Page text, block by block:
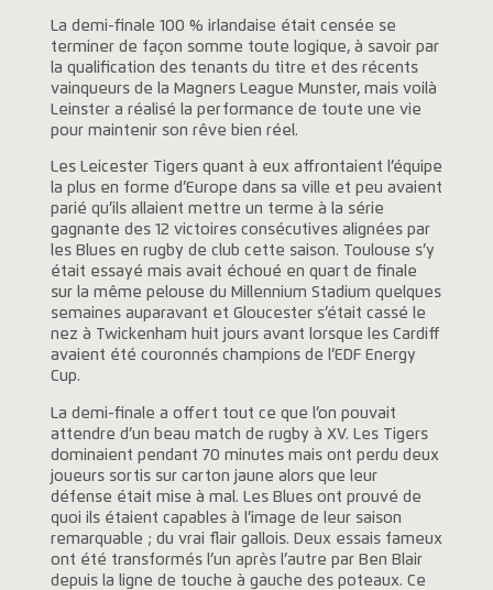
La demi-finale 100 % irlandaise était censée se
terminer de façon somme toute logique, à savoir par
la qualification des tenants du titre et des récents
vainqueurs de la Magners League Munster, mais voilà
Leinster a réalisé la performance de toute une vie
pour maintenir son rêve bien réel.
Les Leicester Tigers quant à eux affrontaient l’équipe
la plus en forme d’Europe dans sa ville et peu avaient
parié qu’ils allaient mettre un terme à la série
gagnante des 12 victoires consécutives alignées par
les Blues en rugby de club cette saison. Toulouse s’y
était essayé mais avait échoué en quart de finale
sur la même pelouse du Millennium Stadium quelques
semaines auparavant et Gloucester s’était cassé le
nez à Twickenham huit jours avant lorsque les Cardiff
avaient été couronnés champions de l’EDF Energy
Cup.
La demi-finale a offert tout ce que l’on pouvait
attendre d’un beau match de rugby à XV. Les Tigers
dominaient pendant 70 minutes mais ont perdu deux
joueurs sortis sur carton jaune alors que leur
défense était mise à mal. Les Blues ont prouvé de
quoi ils étaient capables à l’image de leur saison
remarquable ; du vrai flair gallois. Deux essais fameux
ont été transformés l’un après l’autre par Ben Blair
depuis la ligne de touche à gauche des poteaux. Ce